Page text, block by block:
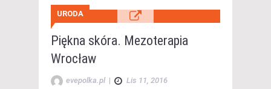
URODA
Piękna skóra. Mezoterapia
Wrocław
evepolka.pl | Lis 11, 2016